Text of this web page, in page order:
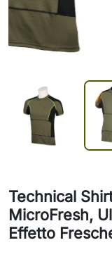
Technical
MicroFresh,
Effetto